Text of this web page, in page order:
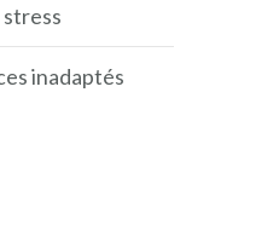
inadaptés